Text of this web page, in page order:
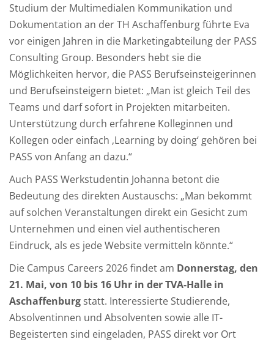
Studium der Multimedialen Kommunikation und
Dokumentation an der TH Aschaffenburg führte Eva
vor einigen Jahren in die Marketingabteilung der PASS
Consulting Group. Besonders hebt sie die
Möglichkeiten hervor, die PASS Berufseinsteigerinnen
und Berufseinsteigern bietet: „Man ist gleich Teil des
Teams und darf sofort in Projekten mitarbeiten.
Unterstützung durch erfahrene Kolleginnen und
Kollegen oder einfach ‚Learning by doing‘ gehören bei
PASS von Anfang an dazu.“
Auch PASS Werkstudentin Johanna betont die
Bedeutung des direkten Austauschs: „Man bekommt
auf solchen Veranstaltungen direkt ein Gesicht zum
Unternehmen und einen viel authentischeren
Eindruck, als es jede Website vermitteln könnte.“
Die Campus Careers 2026 findet am Donnerstag, den
21. Mai, von 10 bis 16 Uhr in der TVA-Halle in
Aschaffenburg statt. Interessierte Studierende,
Absolventinnen und Absolventen sowie alle IT-
Begeisterten sind eingeladen, PASS direkt vor Ort